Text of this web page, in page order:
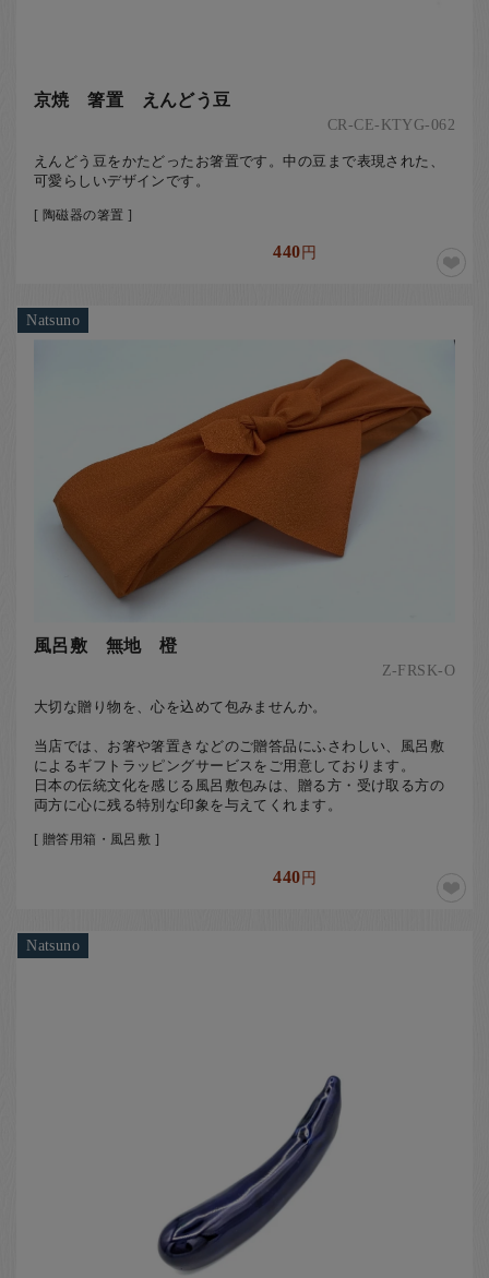
京焼 箸置 えんどう豆
CR-CE-KTYG-062
えんどう豆をかたどったお箸置です。中の豆まで表現された、
可愛らしいデザインです。
[ 陶磁器の箸置 ]
440円
Natsuno
風呂敷 無地 橙
Z-FRSK-O
大切な贈り物を、心を込めて包みませんか。
当店では、お箸や箸置きなどのご贈答品にふさわしい、風呂敷
によるギフトラッピングサービスをご用意しております。
日本の伝統文化を感じる風呂敷包みは、贈る方・受け取る方の
両方に心に残る特別な印象を与えてくれます。
[ 贈答用箱・風呂敷 ]
440円
Natsuno